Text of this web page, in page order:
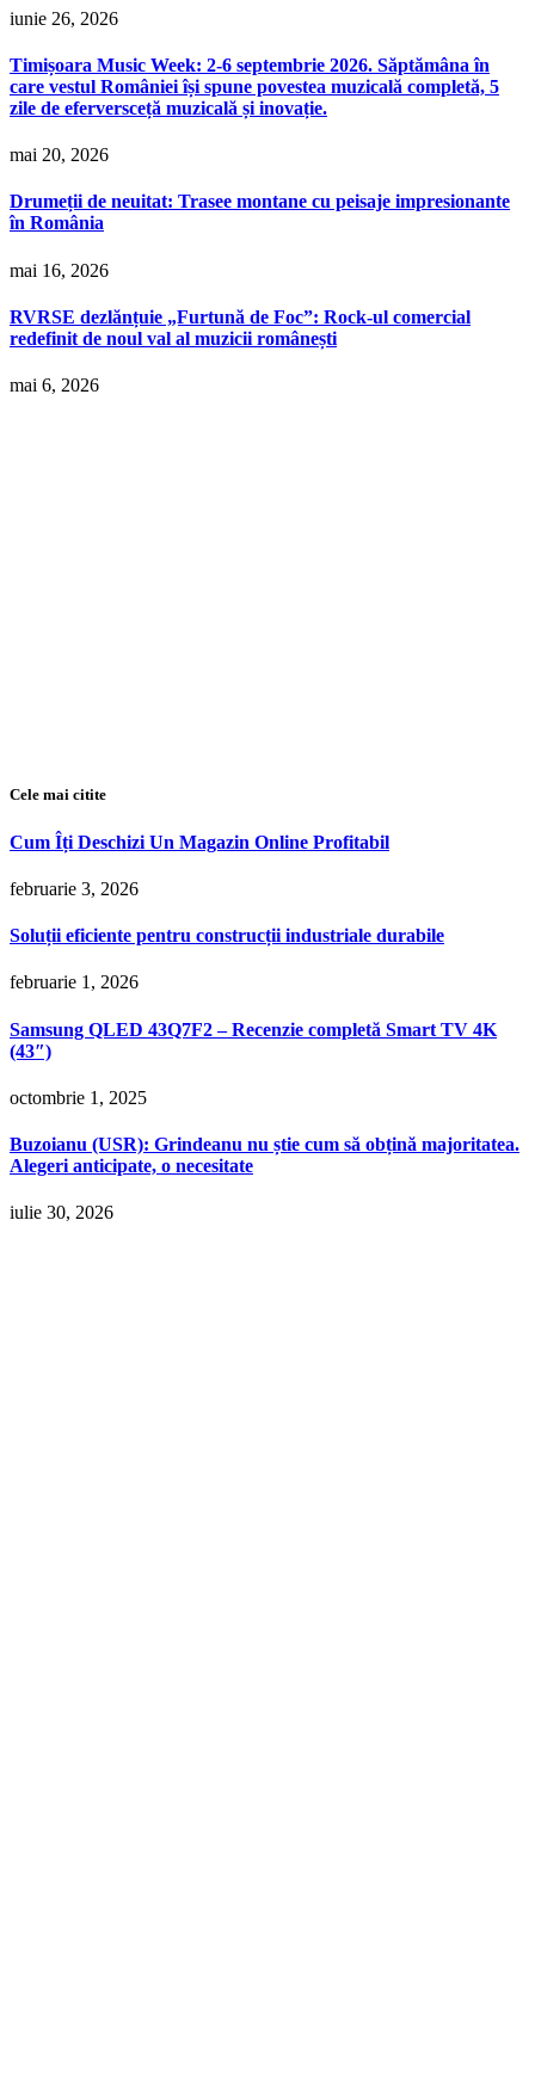
iunie 26, 2026
Timișoara Music Week: 2-6 septembrie 2026. Săptămâna în
care vestul României își spune povestea muzicală completă, 5
zile de eferversceță muzicală și inovație.
mai 20, 2026
Drumeții de neuitat: Trasee montane cu peisaje impresionante
în România
mai 16, 2026
RVRSE dezlănțuie „Furtună de Foc”: Rock-ul comercial
redefinit de noul val al muzicii românești
mai 6, 2026
Cele mai citite
Cum Îți Deschizi Un Magazin Online Profitabil
februarie 3, 2026
Soluții eficiente pentru construcții industriale durabile
februarie 1, 2026
Samsung QLED 43Q7F2 – Recenzie completă Smart TV 4K
(43″)
octombrie 1, 2025
Buzoianu (USR): Grindeanu nu știe cum să obțină majoritatea.
Alegeri anticipate, o necesitate
iulie 30, 2026